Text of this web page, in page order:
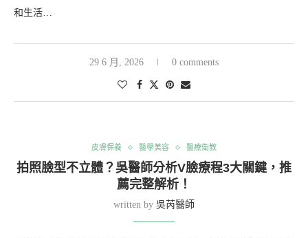
和生活…
29 6 月, 2026 0 comments
皮膚保養 醫學美容 醫療衛教
拍照臉型不立體？吳醫師分析V臉療程3大關鍵，推
薦完整解析！
written by 吳芮醫師